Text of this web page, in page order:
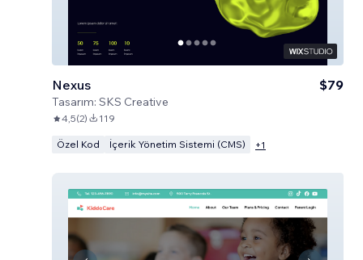
Nexus
Tasarım: SKS Creative
$79
4,5(2) 119
Özel Kod İçerik Yönetim Sistemi (CMS) +1